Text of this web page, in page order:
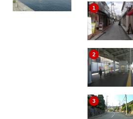
1
2
3